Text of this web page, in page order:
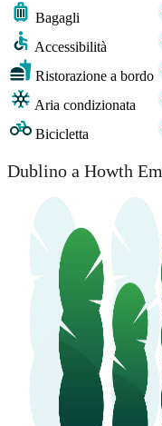
Bagagli
Accessibilità
Ristorazione a bordo
Aria condizionata
Bicicletta
Dublino a Howth